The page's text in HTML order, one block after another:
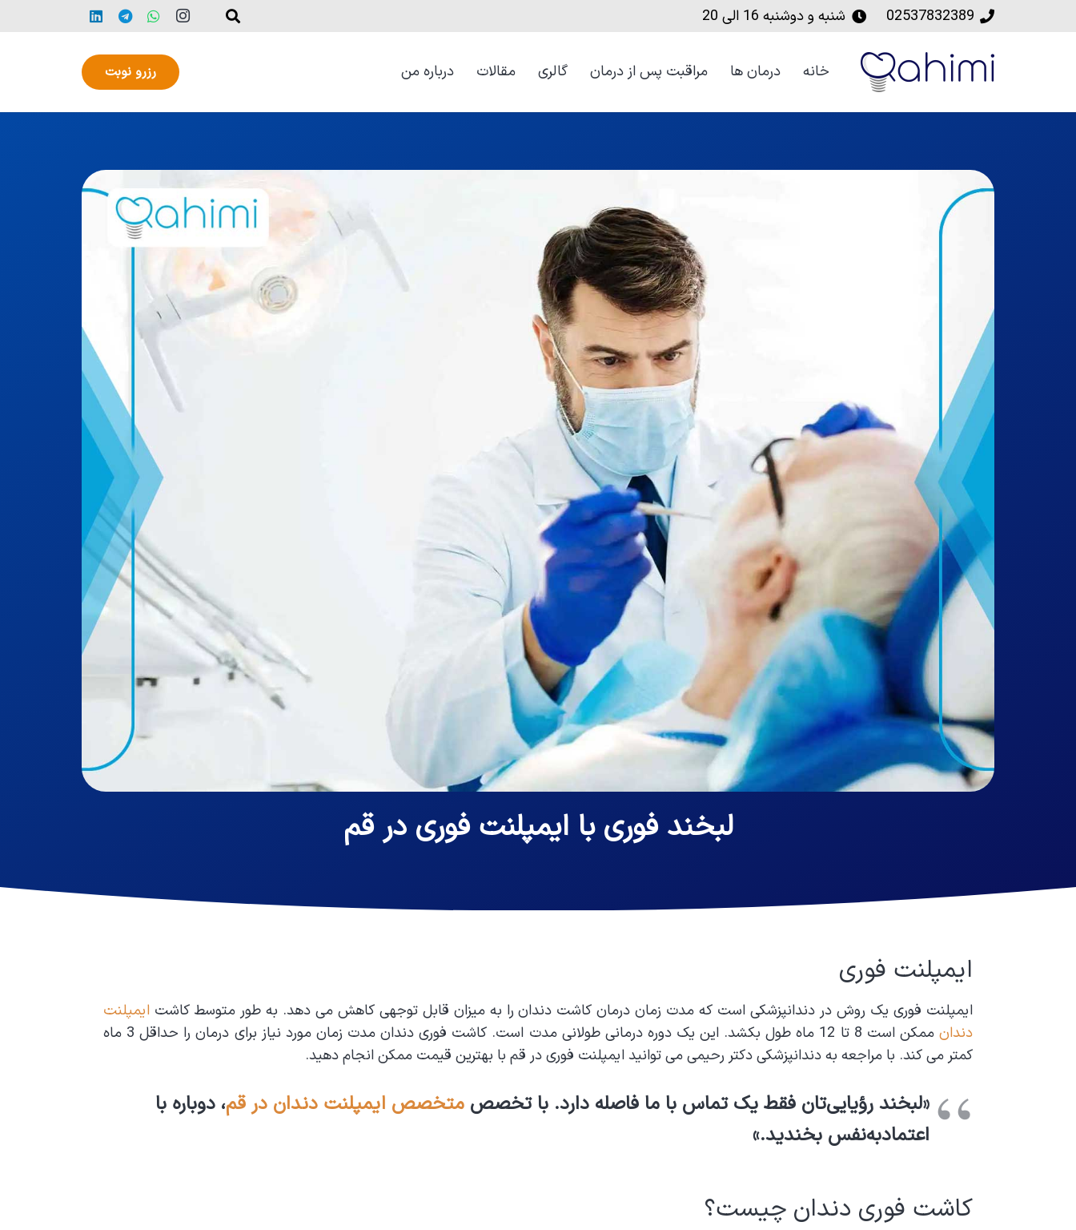
02537832389 شنبه و دوشنبه‌ 16 الی 20
خانه درمان ها مراقبت‌ پس از درمان گالری مقالات درباره من رزرو نوبت
لبخند فوری با ایمپلنت فوری در قم
ایمپلنت فوری
ایمپلنت فوری یک روش در دندانپزشکی است که مدت زمان درمان کاشت دندان را به میزان قابل توجهی کاهش می دهد. به طور متوسط کاشت ایمپلنت
دندان
ممکن است 8 تا 12 ماه طول بکشد. این یک دوره درمانی طولانی مدت است. کاشت فوری دندان مدت زمان مورد نیاز برای درمان را حداقل 3 ماه
کمتر می کند. با مراجعه به دندانپزشکی دکتر رحیمی می توانید ایمپلنت فوری در قم با بهترین قیمت ممکن انجام دهید.
«لبخند رؤیایی‌تان فقط یک تماس با ما فاصله دارد. با تخصص متخصص ایمپلنت دندان در قم، دوباره با
اعتمادبه‌نفس بخندید.»
کاشت فوری دندان چیست؟